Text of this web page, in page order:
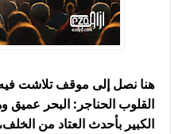
هنا نصل إلى موقف تلاشت فيه
القلوب الحناجر: البحر عميق
الكبير بأحدث العتاد من